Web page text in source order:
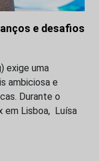
e desafios
exige uma
ambiciosa e
Durante o
em Lisboa, Luísa